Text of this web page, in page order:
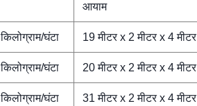
आयाम
घंटा 19 मीटर x 2 मीटर x 4 मीटर
घंटा 20 मीटर x 2 मीटर x 4 मीटर
घंटा 31 मीटर x 2 मीटर x 4 मीटर